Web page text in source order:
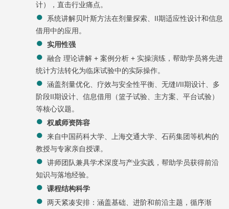
计），直击行业痛点。
系统讲解贝叶斯方法在剂量探索、II期适应性设计和信息
借用中的应用。
实用性强
融合 理论讲解 + 案例分析 + 实操演练，帮助学员将先进
统计方法转化为临床试验中的实际操作。
涵盖剂量优化、疗效与安全性平衡、无缝I/II期设计、多
阶段II期设计、信息借用（篮子试验、主方案、平台试验）
等核心议题。
权威师资阵容
来自中国药科大学、上海交通大学、石药集团等机构的
教授与专家亲自授课。
讲师团队兼具学术深度与产业实践，帮助学员获得前沿
知识与落地经验。
课程结构科学
两天紧凑安排：涵盖基础、进阶和前沿主题，循序渐